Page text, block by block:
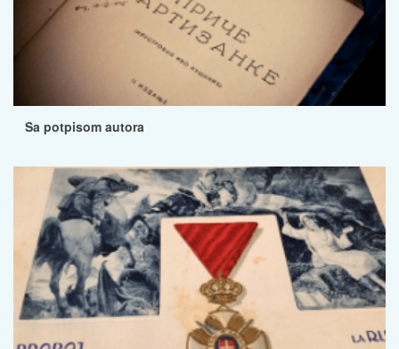
Sa potpisom autora